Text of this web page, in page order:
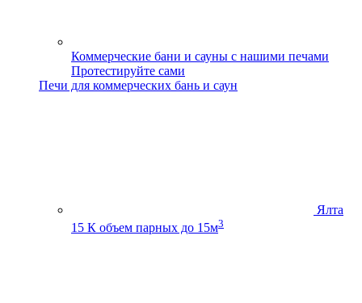
Коммерческие бани и сауны с нашими печами
Протестируйте сами
Печи для коммерческих бань и саун
Ялта
15 К объем парных до 15м3